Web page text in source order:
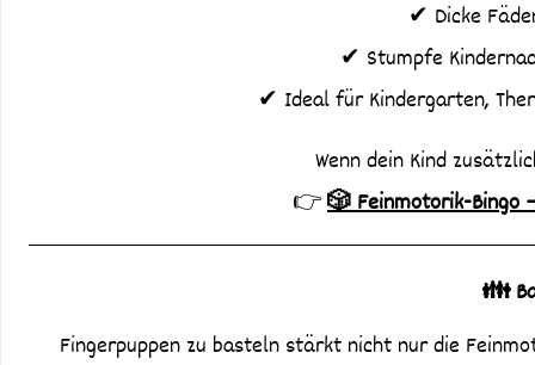
✔ Dicke
✔ Stumpfe
✔ Ideal für Kindergarten,
Wenn dein Kind
👉🎲 Feinmotorik-Bingo
👪
Fingerpuppen zu basteln stärkt nicht nur die